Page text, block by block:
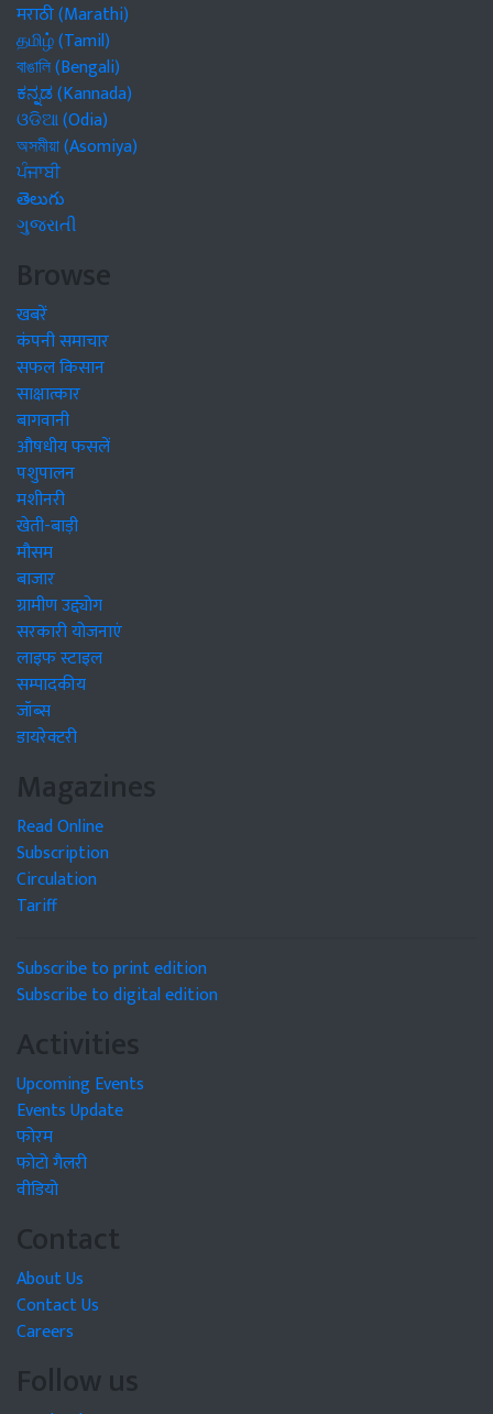
मराठी (Marathi)
தமிழ் (Tamil)
বাঙালি (Bengali)
ಕನ್ನಡ (Kannada)
ଓଡିଆ (Odia)
অসমীয়া (Asomiya)
ਪੰਜਾਬੀ
తెలుగు
ગુજરાતી
Browse
खबरें
कंपनी समाचार
सफल किसान
साक्षात्कार
बागवानी
औषधीय फसलें
पशुपालन
मशीनरी
खेती-बाड़ी
मौसम
बाजार
ग्रामीण उद्द्योग
सरकारी योजनाएं
लाइफ स्टाइल
सम्पादकीय
जॉब्स
डायरेक्टरी
Magazines
Read Online
Subscription
Circulation
Tariff
Subscribe to print edition
Subscribe to digital edition
Activities
Upcoming Events
Events Update
फोरम
फोटो गैलरी
वीडियो
Contact
About Us
Contact Us
Careers
Follow us